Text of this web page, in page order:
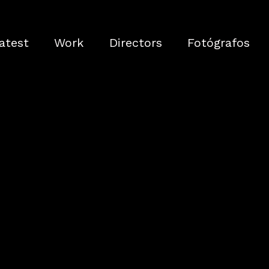
Work Directors Fotógrafos